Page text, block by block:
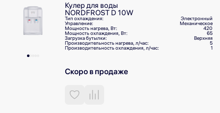
Кулер для воды
NORDFROST D 10W
Тип охлаждения: Электронный
Управление: Механическое
Мощность нагрева, Вт: 420
Мощность охлаждения, Вт: 65
Загрузка бутылки: Верхняя
Производительность нагрева, л/⁠час: 5
Производительность охлаждения, л/⁠час: 1
Скоро в продаже